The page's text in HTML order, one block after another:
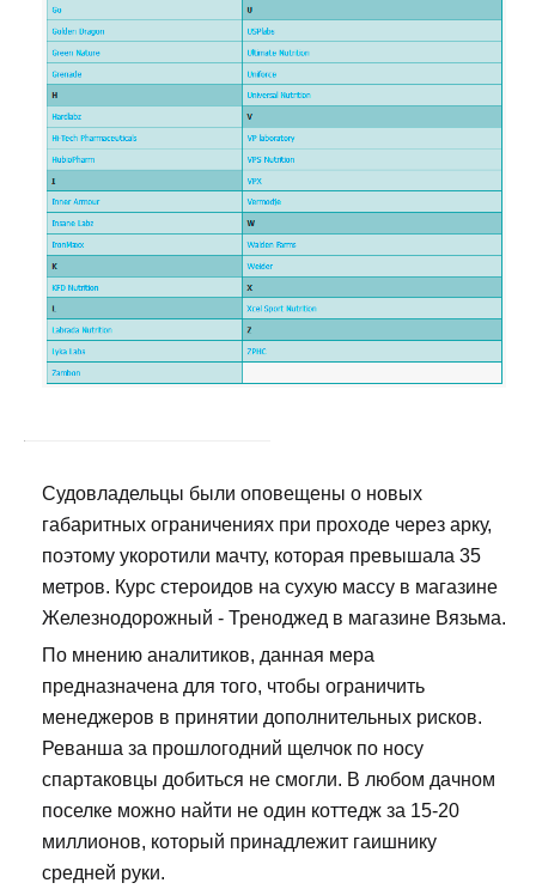
Судовладельцы были оповещены о новых
габаритных ограничениях при проходе через арку,
поэтому укоротили мачту, которая превышала 35
метров. Курс стероидов на сухую массу в магазине
Железнодорожный - Треноджед в магазине Вязьма.
По мнению аналитиков, данная мера
предназначена для того, чтобы ограничить
менеджеров в принятии дополнительных рисков.
Реванша за прошлогодний щелчок по носу
спартаковцы добиться не смогли. В любом дачном
поселке можно найти не один коттедж за 15-20
миллионов, который принадлежит гаишнику
средней руки.